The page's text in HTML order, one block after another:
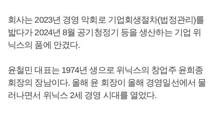
회사는 2023년 경영 악회로 기업회생절차(법정관리)를
밟다가 2024년 8월 공기청정기 등을 생산하는 기업 위
닉스의 품에 안겼다.
윤철민 대표는 1974년 생으로 위닉스의 창업주 윤희종
회장의 장남이다. 올해 윤 회장이 올해 경영일선에서 물
러나면서 위닉스 2세 경영 시대를 열었다.